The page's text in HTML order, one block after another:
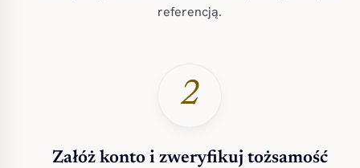
referencją.
2
Załóż konto i zweryfikuj tożsamość